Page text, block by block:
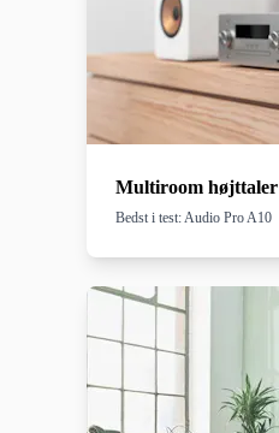
Multiroom højttaler
Bedst i test: Audio Pro A10